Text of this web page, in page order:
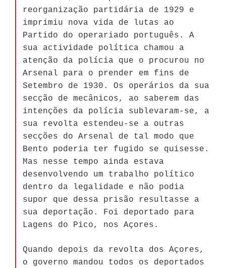
reorganização partidária de 1929 e
imprimiu nova vida de lutas ao
Partido do operariado português. A
sua actividade política chamou a
atenção da polícia que o procurou no
Arsenal para o prender em fins de
Setembro de 1930. Os operários da sua
secção de mecânicos, ao saberem das
intenções da polícia sublevaram-se, a
sua revolta estendeu-se a outras
secções do Arsenal de tal modo que
Bento poderia ter fugido se quisesse.
Mas nesse tempo ainda estava
desenvolvendo um trabalho político
dentro da legalidade e não podia
supor que dessa prisão resultasse a
sua deportação. Foi deportado para
Lagens do Pico, nos Açores.
Quando depois da revolta dos Açores,
o governo mandou todos os deportados